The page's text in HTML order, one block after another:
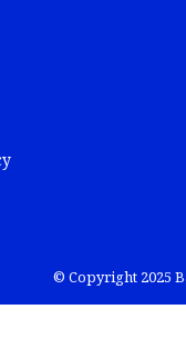
© Copyright 2025